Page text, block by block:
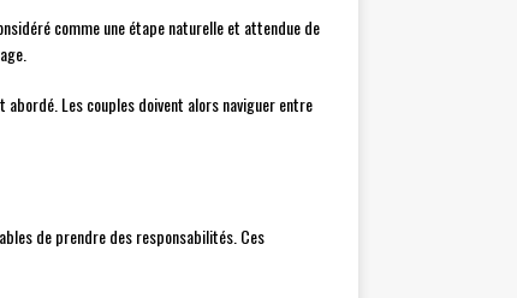
comme une étape naturelle et attendue de
Les couples doivent alors naviguer entre
de prendre des responsabilités. Ces